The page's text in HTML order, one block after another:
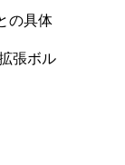
の具体
張ボル